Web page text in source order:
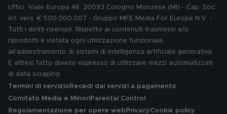
Uffici: Viale Europa 46, 20093 Cologno Monzese (MI) - Cap. Soc.
int. vers. € 500.000.007 - Gruppo MFE Media For Europe N.V. -
Tutti i diritti riservati. Rispetto ai contenuti trasmessi e/o
riprodotti è vietata ogni utilizzazione funzionale
all'addestramento di sistemi di intelligenza artificiale generativa.
È altresì fatto divieto espresso di utilizzare mezzi automatizzati
di data scraping.
Termini di servizio Recedi dai servizi a pagamento
Comitato Media e MinoriParental Control
Regolamentazione per opere web PrivacyCookie policy